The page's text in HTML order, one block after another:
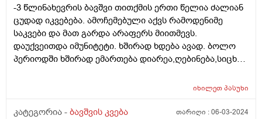
ემთხვევა.
-3 წლინახევრის ბავშვი თითქმის ერთი წელია ძალიან
ცუდად იკვებება. ამოჩემებული აქვს რამოდენიმე
საკვები და მათ გარდა არაფერს მიითმევს.
დაუქვეითდა იმუნიტეტი. ხშირად ხდება ავად. ბოლო
პერიოდში ხშირად ემართება დიარეა,ღებინება,სიცხე.
დასუსტებულია. გავუკეთე პარაზიტებზე კვლევა,არ
იხილეთპასუხი
კატეგორია - ბავშვის კვება თარიღი :06-03-2024